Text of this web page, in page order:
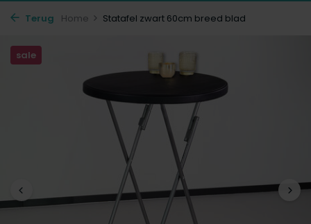
Terug Home Statafel zwart 60cm breed blad
sale